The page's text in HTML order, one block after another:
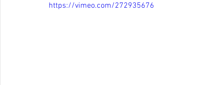
https://vimeo.com/272935676